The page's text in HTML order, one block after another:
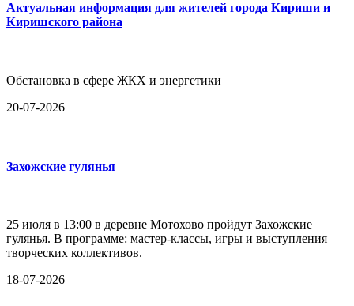
Актуальная информация для жителей города Кириши и
Киришского района
Обстановка в сфере ЖКХ и энергетики
20-07-2026
Захожские гулянья
25 июля в 13:00 в деревне Мотохово пройдут Захожские
гулянья. В программе: мастер-классы, игры и выступления
творческих коллективов.
18-07-2026